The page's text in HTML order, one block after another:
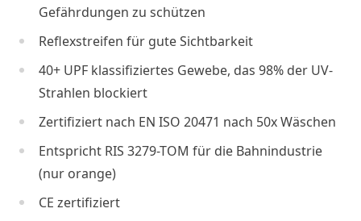
Gefährdungen zu schützen
Reflexstreifen für gute Sichtbarkeit
40+ UPF klassifiziertes Gewebe, das 98% der UV-
Strahlen blockiert
Zertifiziert nach EN ISO 20471 nach 50x Wäschen
Entspricht RIS 3279-TOM für die Bahnindustrie
(nur orange)
CE zertifiziert